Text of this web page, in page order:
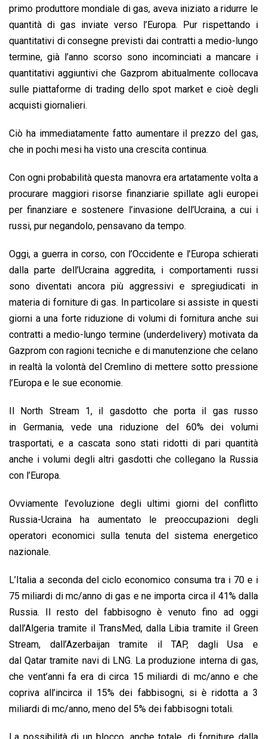
primo produttore mondiale di gas, aveva iniziato a ridurre le
quantità di gas inviate verso l’Europa. Pur rispettando i
quantitativi di consegne previsti dai contratti a medio-lungo
termine, già l’anno scorso sono incominciati a mancare i
quantitativi aggiuntivi che Gazprom abitualmente collocava
sulle piattaforme di trading dello spot market e cioè degli
acquisti giornalieri.
Ciò ha immediatamente fatto aumentare il prezzo del gas,
che in pochi mesi ha visto una crescita continua.
Con ogni probabilità questa manovra era artatamente volta a
procurare maggiori risorse finanziarie spillate agli europei
per finanziare e sostenere l’invasione dell’Ucraina, a cui i
russi, pur negandolo, pensavano da tempo.
Oggi, a guerra in corso, con l’Occidente e l’Europa schierati
dalla parte dell’Ucraina aggredita, i comportamenti russi
sono diventati ancora più aggressivi e spregiudicati in
materia di forniture di gas. In particolare si assiste in questi
giorni a una forte riduzione di volumi di fornitura anche sui
contratti a medio-lungo termine (underdelivery) motivata da
Gazprom con ragioni tecniche e di manutenzione che celano
in realtà la volontà del Cremlino di mettere sotto pressione
l’Europa e le sue economie.
Il North Stream 1, il gasdotto che porta il gas russo
in Germania, vede una riduzione del 60% dei volumi
trasportati, e a cascata sono stati ridotti di pari quantità
anche i volumi degli altri gasdotti che collegano la Russia
con l’Europa.
Ovviamente l’evoluzione degli ultimi giorni del conflitto
Russia-Ucraina ha aumentato le preoccupazioni degli
operatori economici sulla tenuta del sistema energetico
nazionale.
L’Italia a seconda del ciclo economico consuma tra i 70 e i
75 miliardi di mc/anno di gas e ne importa circa il 41% dalla
Russia. Il resto del fabbisogno è venuto fino ad oggi
dall’Algeria tramite il TransMed, dalla Libia tramite il Green
Stream, dall’Azerbaijan tramite il TAP, dagli Usa e
dal Qatar tramite navi di LNG. La produzione interna di gas,
che vent’anni fa era di circa 15 miliardi di mc/anno e che
copriva all’incirca il 15% dei fabbisogni, si è ridotta a 3
miliardi di mc/anno, meno del 5% dei fabbisogni totali.